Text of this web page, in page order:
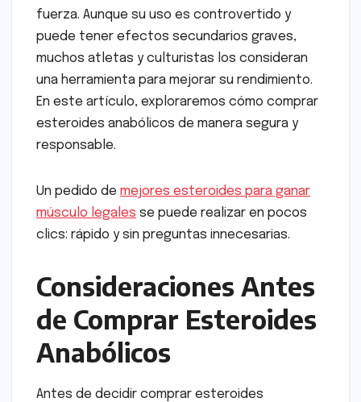
fuerza. Aunque su uso es controvertido y
puede tener efectos secundarios graves,
muchos atletas y culturistas los consideran
una herramienta para mejorar su rendimiento.
En este artículo, exploraremos cómo comprar
esteroides anabólicos de manera segura y
responsable.
Un pedido de mejores esteroides para ganar
músculo legales se puede realizar en pocos
clics: rápido y sin preguntas innecesarias.
Consideraciones Antes
de Comprar Esteroides
Anabólicos
Antes de decidir comprar esteroides